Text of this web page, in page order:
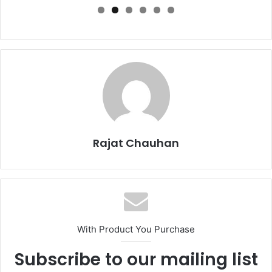
Rajat Chauhan
With Product You Purchase
Subscribe to our mailing list